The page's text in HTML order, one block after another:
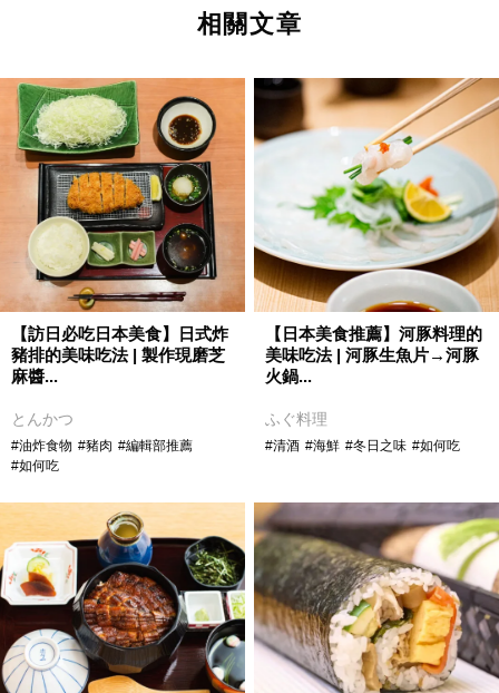
相關文章
【訪日必吃日本美食】日式炸
豬排的美味吃法 | 製作現磨芝
麻醬...
とんかつ
#油炸食物 #豬肉 #編輯部推薦
#如何吃
【日本美食推薦】河豚料理的
美味吃法 | 河豚生魚片→河豚
火鍋...
ふぐ料理
#清酒 #海鮮 #冬日之味 #如何吃